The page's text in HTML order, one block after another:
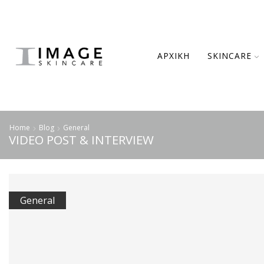
ΑΡΧΙΚΉ SKINCARE
Home Blog General
VIDEO POST & INTERVIEW
General